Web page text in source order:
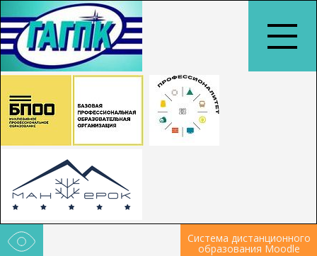
Система дистанционного
образования Moodle